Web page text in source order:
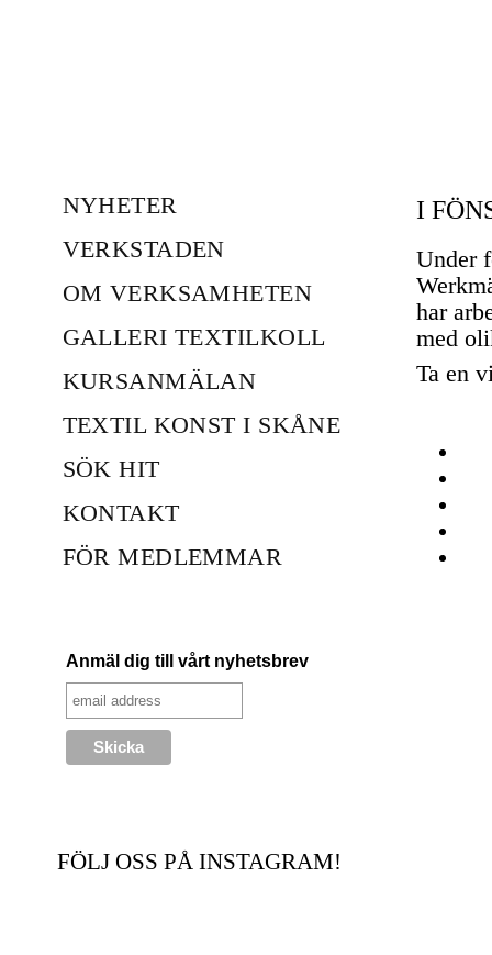
I
Under
har
med
Ta en
NYHETER
VERKSTADEN
OM VERKSAMHETEN
GALLERI TEXTILKOLL
KURSANMÄLAN
TEXTIL KONST I SKÅNE
SÖK HIT
KONTAKT
FÖR MEDLEMMAR
Anmäl dig till vårt nyhetsbrev
FÖLJ OSS PÅ INSTAGRAM!